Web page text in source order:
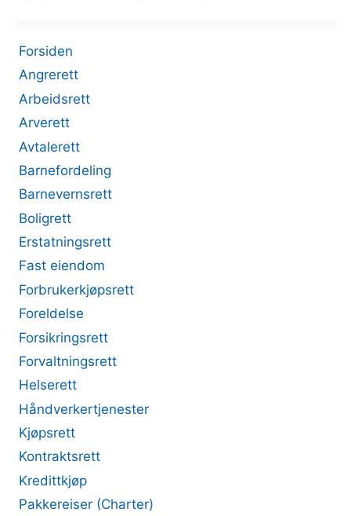
Forsiden
Angrerett
Arbeidsrett
Arverett
Avtalerett
Barnefordeling
Barnevernsrett
Boligrett
Erstatningsrett
Fast eiendom
Forbrukerkjøpsrett
Foreldelse
Forsikringsrett
Forvaltningsrett
Helserett
Håndverkertjenester
Kjøpsrett
Kontraktsrett
Kredittkjøp
Pakkereiser (Charter)